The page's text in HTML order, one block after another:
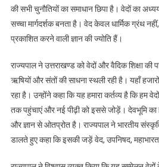
की सभी चुनौतियों का समाधान छिपा है। वेदों का
सच्चा मार्गदर्शक बनता है। वेद केवल धार्मिक ग्रंथ
प्रकाशित करने वाली ज्ञान की ज्योति हैं।
राज्यपाल ने उत्तराखण्ड को वेदों और वैदिक शिक्षा की
ऋषियों और संतों की साधना स्थली रही है। यहाँ
रहा है। उन्होंने कहा कि यह हमारा कर्तव्य है कि हम
तक पहुंचाएं और नई पीढ़ी को इससे जोड़ें। देवभूमि
और ज्ञान से ओतप्रोत है। राज्यपाल ने भारतीय
डालते हुए कहा कि इसकी जड़ें वेद, उपनिषद,